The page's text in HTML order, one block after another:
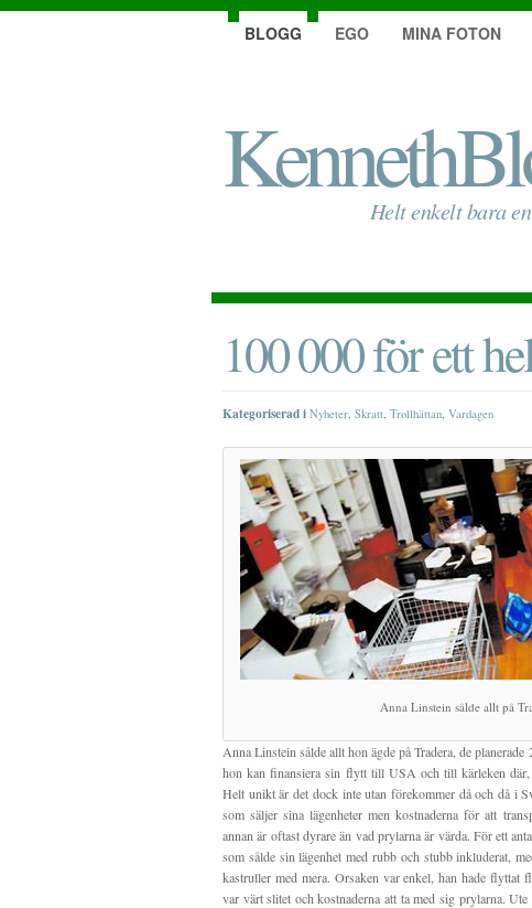
Helt enkelt bara
BLOGG EGO MINA FOTON
100 000 för ett
Kategoriserad i Nyheter, Skratt, Trollhättan, Vardagen
Anna Linstein sålde allt på
Anna Linstein sålde allt hon ägde på Tradera, de
hon kan finansiera sin flytt till USA och till kärleken
Helt unikt är det dock inte utan förekommer då och då i
som säljer sina lägenheter men kostnaderna för att
annan är oftast dyrare än vad prylarna är värda. För ett
som sålde sin lägenhet med rubb och stubb inkluderat,
kastruller med mera. Orsaken var enkel, han hade flyttat
var värt slitet och kostnaderna att ta med sig prylarna.